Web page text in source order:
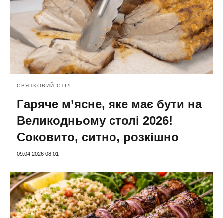
СВЯТКОВИЙ СТІЛ
Гаряче м’ясне, яке має бути на
Великодньому столі 2026!
Соковито, ситно, розкішно
09.04.2026 08:01